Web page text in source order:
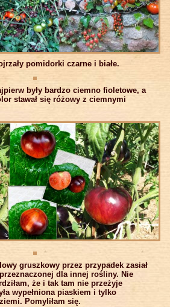
pomidorki czarne i białe.
były bardzo ciemno fioletowe, a
stawał się różowy z ciemnymi
gruszkowy przez przypadek zasiał
dla innej rośliny. Nie
że i tak tam nie przeżyje
wypełniona piaskiem i tylko
Pomyliłam się.